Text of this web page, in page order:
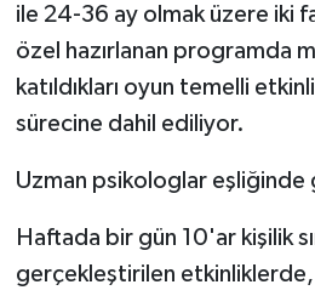
ile 24-36 ay olmak üzere iki
özel hazırlanan programda
katıldıkları oyun temelli
sürecine dahil ediliyor.
Uzman psikologlar eşliğinde
Haftada bir gün 10'ar kişilik
gerçekleştirilen